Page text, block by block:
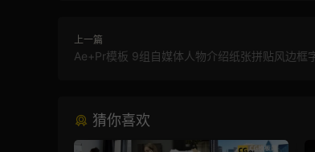
上一篇
Ae+Pr模板 9组自媒体人物介绍纸张拼贴风边框
猜你喜欢